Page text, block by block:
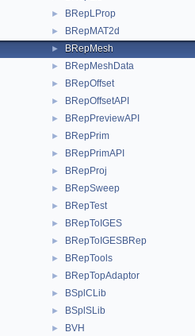
► BRepLProp
► BRepMAT2d
► BRepMesh
► BRepMeshData
► BRepOffset
► BRepOffsetAPI
► BRepPreviewAPI
► BRepPrim
► BRepPrimAPI
► BRepProj
► BRepSweep
► BRepTest
► BRepToIGES
► BRepToIGESBRep
► BRepTools
► BRepTopAdaptor
► BSplCLib
► BSplSLib
► BVH